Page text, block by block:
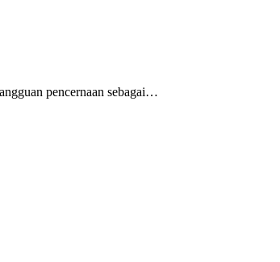
pencernaan sebagai…